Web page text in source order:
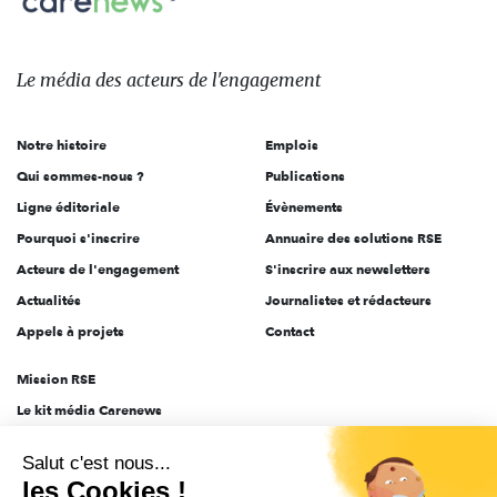
Le
des
l'engagement
Le média des acteurs de l'engagement
Notre histoire
Qui sommes-nous ?
Ligne éditoriale
Pourquoi s'inscrire
Acteurs de l'engagement
Actualités
Appels à projets
Emplois
Publications
Évènements
Annuaire des solutions RSE
S'inscrire aux newsletters
Journalistes et rédacteurs
Contact
Mission RSE
Le kit média Carenews
AEF info
Salut c'est nous...
les Cookies !